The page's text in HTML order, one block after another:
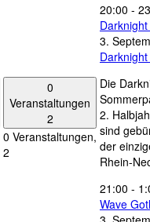
0
Veranstaltungen
2
0 Veranstaltungen,
2
20:00 -
3.
Die
2.
sind
der
Rhein-
21:00 -
Wave